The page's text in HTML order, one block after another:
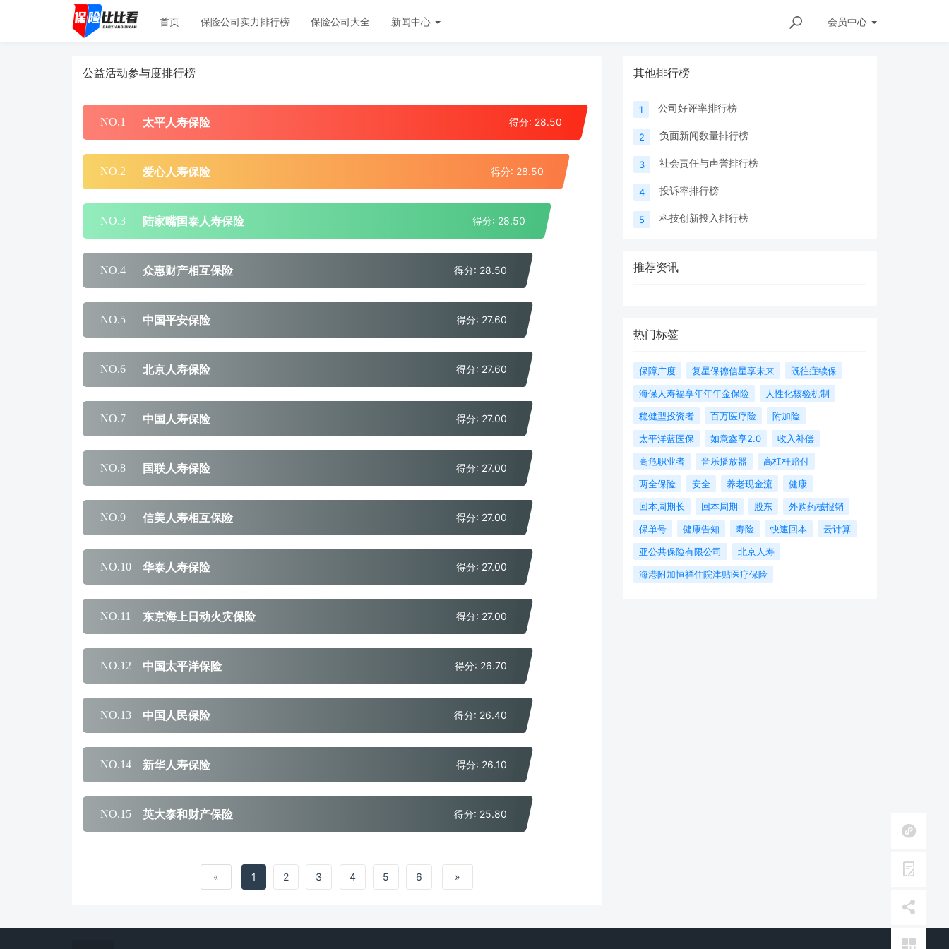
会员中心
首页 保险公司实力排行榜 保险公司大全 新闻中心
公益活动参与度排行榜
NO.1 太平人寿保险 得分: 28.50
NO.2 爱心人寿保险 得分: 28.50
NO.3 陆家嘴国泰人寿保险 得分: 28.50
NO.4 众惠财产相互保险 得分: 28.50
NO.5 中国平安保险 得分: 27.60
NO.6 北京人寿保险 得分: 27.60
NO.7 中国人寿保险 得分: 27.00
NO.8 国联人寿保险 得分: 27.00
NO.9 信美人寿相互保险 得分: 27.00
NO.10 华泰人寿保险 得分: 27.00
NO.11 东京海上日动火灾保险 得分: 27.00
NO.12 中国太平洋保险 得分: 26.70
NO.13 中国人民保险 得分: 26.40
NO.14 新华人寿保险 得分: 26.10
NO.15 英大泰和财产保险 得分: 25.80
« 1 2 3 4 5 6 »
其他排行榜
1 公司好评率排行榜
2 负面新闻数量排行榜
3 社会责任与声誉排行榜
4 投诉率排行榜
5 科技创新投入排行榜
推荐资讯
热门标签
保障广度 复星保德信星享未来
既往症续保
海保人寿福享年年年金保险
人性化核验机制
稳健型投资者
百万医疗险
附加险
太平洋蓝医保
如意鑫享2.0
收入补偿
高危职业者
音乐播放器
高杠杆赔付
两全保险
安全 养老现金流
健康
回本周期长
回本周期 股东
外购药械报销
保单号
健康告知 寿险 快速回本
云计算
亚公共保险有限公司
北京人寿
海港附加恒祥住院津贴医疗保险